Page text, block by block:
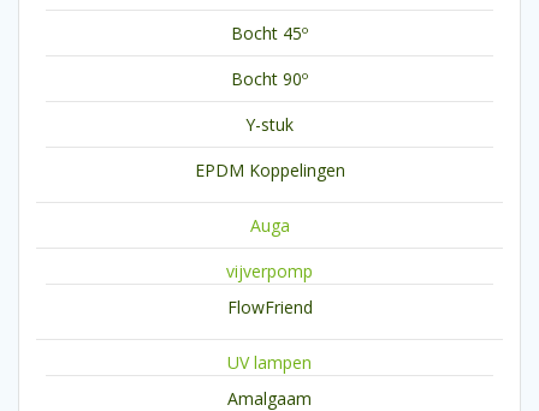
Bocht 45º
Bocht 90º
Y-stuk
EPDM Koppelingen
Auga
vijverpomp
FlowFriend
UV lampen
Amalgaam